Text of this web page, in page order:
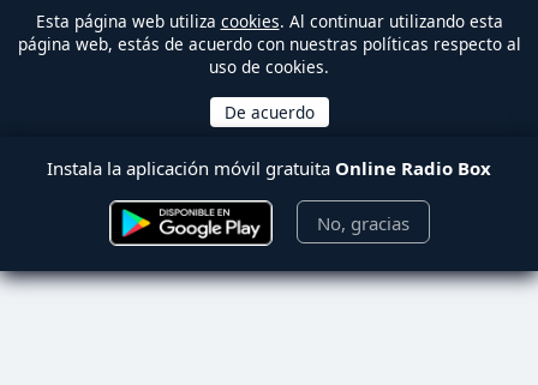
Esta página web utiliza cookies. Al continuar utilizando esta
página web, estás de acuerdo con nuestras políticas respecto al
uso de cookies.
Instala la aplicación móvil gratuita Online Radio Box
No, gracias